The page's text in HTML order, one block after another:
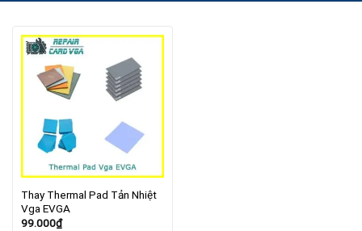
Thay Thermal Pad Tản Nhiệt
Vga EVGA
99.000₫